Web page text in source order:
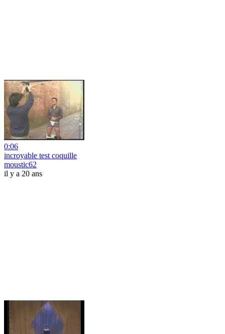
0:06
incroyable test coquille
moustic62
il y a 20 ans